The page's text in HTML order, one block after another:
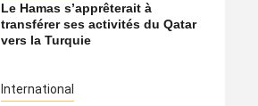
Le Hamas s’apprêterait à
transférer ses activités du Qatar
vers la Turquie
International